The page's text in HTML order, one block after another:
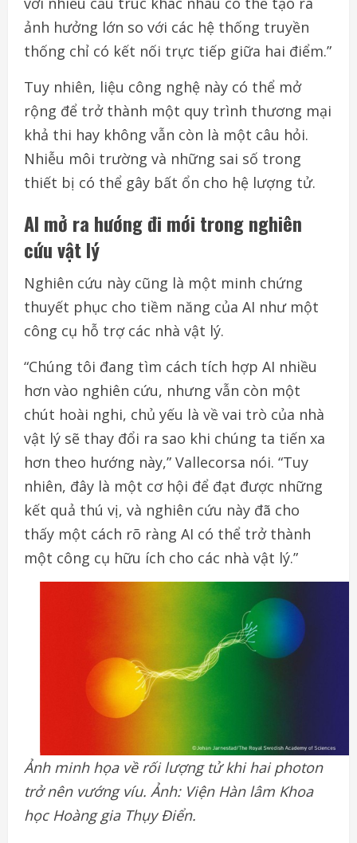
ảnh hưởng lớn so với các hệ thống truyền
thống chỉ có kết nối trực tiếp giữa hai điểm.”
Tuy nhiên, liệu công nghệ này có thể mở
rộng để trở thành một quy trình thương mại
khả thi hay không vẫn còn là một câu hỏi.
Nhiễu môi trường và những sai số trong
thiết bị có thể gây bất ổn cho hệ lượng tử.
AI mở ra hướng đi mới trong nghiên
cứu vật lý
Nghiên cứu này cũng là một minh chứng
thuyết phục cho tiềm năng của AI như một
công cụ hỗ trợ các nhà vật lý.
“Chúng tôi đang tìm cách tích hợp AI nhiều
hơn vào nghiên cứu, nhưng vẫn còn một
chút hoài nghi, chủ yếu là về vai trò của nhà
vật lý sẽ thay đổi ra sao khi chúng ta tiến xa
hơn theo hướng này,” Vallecorsa nói. “Tuy
nhiên, đây là một cơ hội để đạt được những
kết quả thú vị, và nghiên cứu này đã cho
thấy một cách rõ ràng AI có thể trở thành
một công cụ hữu ích cho các nhà vật lý.”
Ảnh minh họa về rối lượng tử khi hai photon
trở nên vướng víu. Ảnh: Viện Hàn lâm Khoa
học Hoàng gia Thụy Điển.